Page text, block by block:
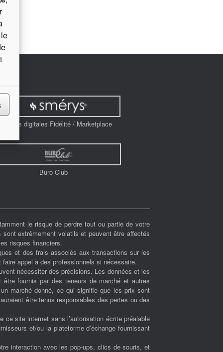
digitales Fidélité / Marketplace
Buro Club
le risque de perdre tout ou partie de votre
extrêmement volatils et peuvent être affectés
risques financiers.
et des frais associés aux transactions sur les
appel à des professionnels si nécessaire.
nécessiter des précisions. Les données et les
fournis par des teneurs de marché et autres
marché donné, ce qui signifie que les prix sont
être tenus responsables des pertes ou des
ce site internet sans l’autorisation écrite préalable
et/ou la plateforme d’échange fournissant
interaction avec les pop-ups, clics de souris, et